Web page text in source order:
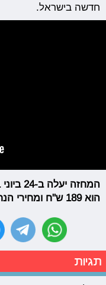
חדשה בישראל.
הוא 189 ש"ח ומחירי הנחות - 129 ש"ח.
תגיות